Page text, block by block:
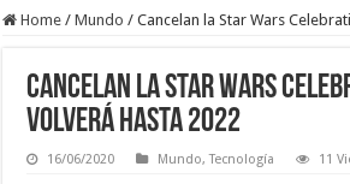
Home / Mundo / Cancelan la Star Wars
Cancelan la Star Wars
volverá hasta 2022
16/06/2020 Mundo,Tecnología 11